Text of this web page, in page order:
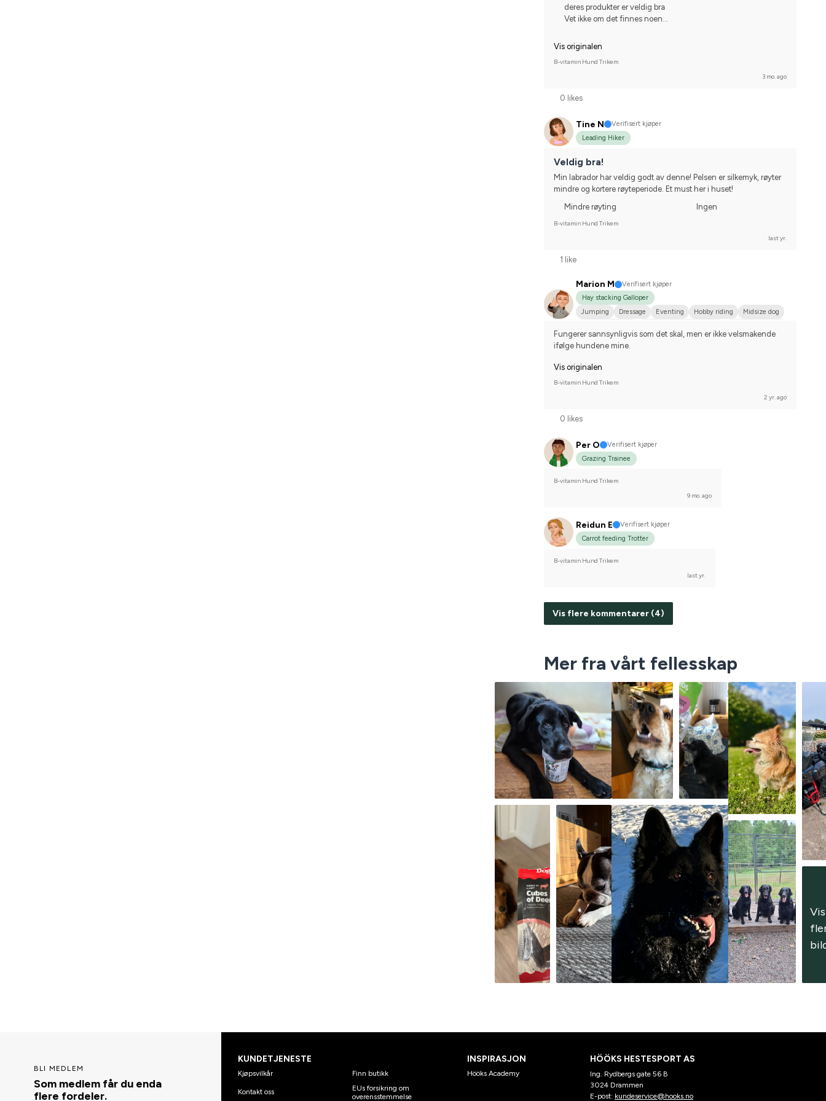
deres produkter er veldig bra
Vet ikke om det finnes noen...
Vis originalen
B-vitamin Hund Trikem
3 mo. ago
0 likes
Tine N
Verifisert kjøper
Leading Hiker
Veldig bra!
Min labrador har veldig godt av denne! Pelsen er silkemyk, røyter
mindre og kortere røyteperiode. Et must her i huset!
Mindre røyting
Ingen
B-vitamin Hund Trikem
last yr.
1 like
Marion M
Verifisert kjøper
Hay stacking Galloper
Jumping
Dressage Eventing Hobby riding
Midsize dog
Fungerer sannsynligvis som det skal, men er ikke velsmakende
ifølge hundene mine.
Vis originalen
B-vitamin Hund Trikem
2 yr. ago
0 likes
Per O
Verifisert kjøper
Grazing Trainee
B-vitamin Hund Trikem
9 mo. ago
Reidun E
Verifisert kjøper
Carrot feeding Trotter
B-vitamin Hund Trikem
last yr.
Vis flere kommentarer (4)
Mer fra vårt fellesskap
Vis
BLI MEDLEM
Som medlem får du enda
flere fordeler.
KUNDETJENESTE
Kjøpsvilkår
Kontakt oss
Finn butikk
EUs forsikring om
overensstemmelse
INSPIRASJON
Hööks Academy
HÖÖKS HESTESPORT AS
Ing. Rydbergs gate 56 B
3024 Drammen
E-post: kundeservice@hooks.no